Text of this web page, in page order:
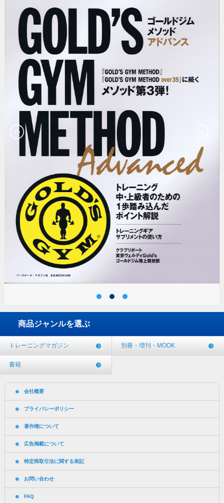
商品ジャンルを選ぶ
トレーニングマガジン 別冊・増刊・MOOK
書籍
会社概要
プライバシーポリシー
著作権について
広告掲載について
特定商取引法に関する表記
お問い合わせ
FAQ